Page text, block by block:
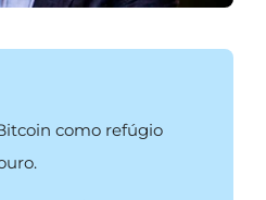
como refúgio